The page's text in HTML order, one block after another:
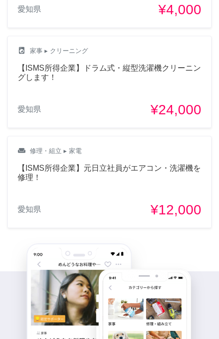
愛知県 ¥4,000
local_laundry_service 家事 ▸ クリーニング
【ISMS所得企業】ドラム式・縦型洗濯機クリーニン
グします！
愛知県 ¥24,000
weekend 修理・組立 ▸ 家電
【ISMS所得企業】元日立社員がエアコン・洗濯機を
修理！
愛知県 ¥12,000